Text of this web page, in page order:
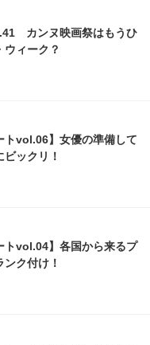
カンヌ映画祭はもうひ
ウィーク？
トvol.06】女優の準備して
ックリ！
トvol.04】各国から来るプ
ク付け！